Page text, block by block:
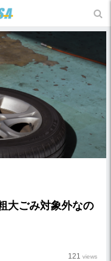
大ごみ対象外なの
121 views